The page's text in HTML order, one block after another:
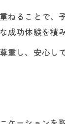
ることで、
功体験を積
し、安心し